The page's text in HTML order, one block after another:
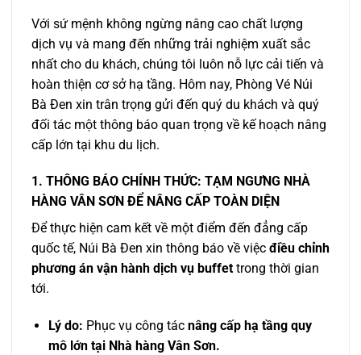
Với sứ mệnh không ngừng nâng cao chất lượng
dịch vụ và mang đến những trải nghiệm xuất sắc
nhất cho du khách, chúng tôi luôn nỗ lực cải tiến và
hoàn thiện cơ sở hạ tầng. Hôm nay, Phòng Vé Núi
Bà Đen xin trân trọng gửi đến quý du khách và quý
đối tác một thông báo quan trọng về kế hoạch nâng
cấp lớn tại khu du lịch.
1. THÔNG BÁO CHÍNH THỨC: TẠM NGƯNG NHÀ
HÀNG VÂN SƠN ĐỂ NÂNG CẤP TOÀN DIỆN
Để thực hiện cam kết về một điểm đến đẳng cấp
quốc tế, Núi Bà Đen xin thông báo về việc điều chỉnh
phương án vận hành dịch vụ buffet trong thời gian
tới.
Lý do: Phục vụ công tác nâng cấp hạ tầng quy
mô lớn tại Nhà hàng Vân Sơn.